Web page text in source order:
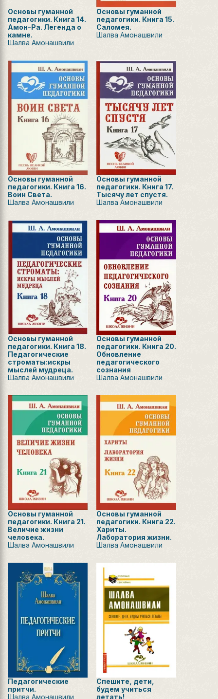
Основы гуманной
педагогики. Книга 14.
Амон-Ра. Легенда о
камне.
Шалва Амонашвили
Основы гуманной
педагогики. Книга 15.
Саломея.
Шалва Амонашвили
Основы гуманной
педагогики. Книга 16.
Воин Света.
Шалва Амонашвили
Основы гуманной
педагогики. Книга 17.
Тысячу лет спустя.
Шалва Амонашвили
Основы гуманной
педагогики. Книга 18.
Педагогические
строматы:искры
мыслей мудреца.
Шалва Амонашвили
Основы гуманной
педагогики. Книга 20.
Обновление
педагогического
сознания
Шалва Амонашвили
Основы гуманной
педагогики. Книга 21.
Величие жизни
человека.
Шалва Амонашвили
Основы гуманной
педагогики. Книга 22.
Хариты.
Лаборатория жизни.
Шалва Амонашвили
Педагогические
притчи.
Шалва Амонашвили
Спешите, дети,
будем учиться
летать!